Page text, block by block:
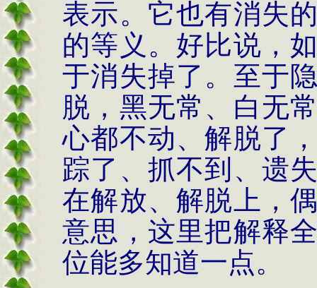
表示。它也有消失
的等义。好比说，
于消失掉了。至于
脱，黑无常、白无
心都不动、解脱了
踪了、抓不到、遗
在解放、解脱上，
意思，这里把解释
位能多知道一点。